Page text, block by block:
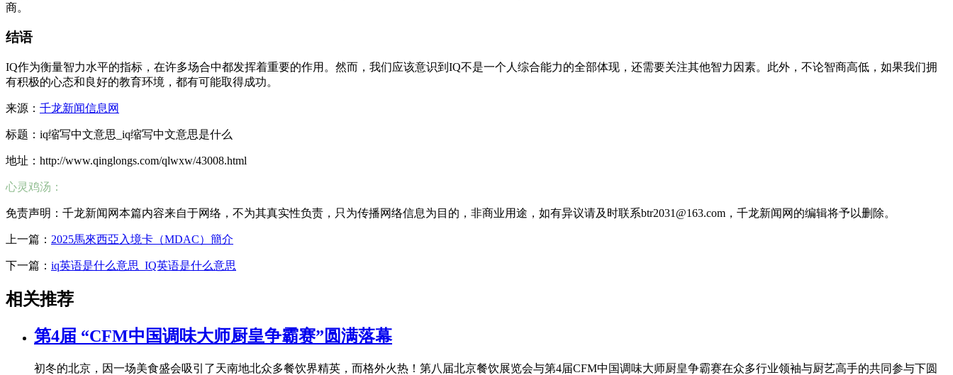
商。
结语
IQ作为衡量智力水平的指标，在许多场合中都发挥着重要的作用。然而，我们应该意识到IQ不是一个人综合能力的全部体现，还需要关注其他智力因素。此外，不论智商高低，如果我们拥
有积极的心态和良好的教育环境，都有可能取得成功。
来源： 千龙新闻信息网
标题：iq缩写中文意思_iq缩写中文意思是什么
地址：http://www.qinglongs.com/qlwxw/43008.html
心灵鸡汤：
免责声明：千龙新闻网本篇内容来自于网络，不为其真实性负责，只为传播网络信息为目的，非商业用途，如有异议请及时联系btr2031@163.com，千龙新闻网的编辑将予以删除。
上一篇： 2025馬來西亞入境卡（MDAC）簡介
下一篇： iq英语是什么意思_IQ英语是什么意思
相关推荐
第4届 “CFM中国调味大师厨皇争霸赛”圆满落幕
初冬的北京，因一场美食盛会吸引了天南地北众多餐饮界精英，而格外火热！第八届北京餐饮展览会与第4届CFM中国调味大师厨皇争霸赛在众多行业领袖与厨艺高手的共同参与下圆